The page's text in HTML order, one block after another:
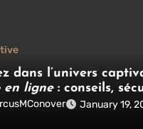
dans l’univers
en ligne: conseils,
gagnantesJanuary 19,